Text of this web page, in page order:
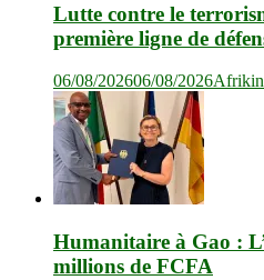
Lutte contre le
première ligne de
06/08/202606/08/2026
Humanitaire à Gao :
millions de FCFA